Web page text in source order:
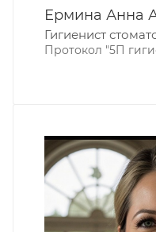
Ермина Анна
Гигиенист
Протокол "5П